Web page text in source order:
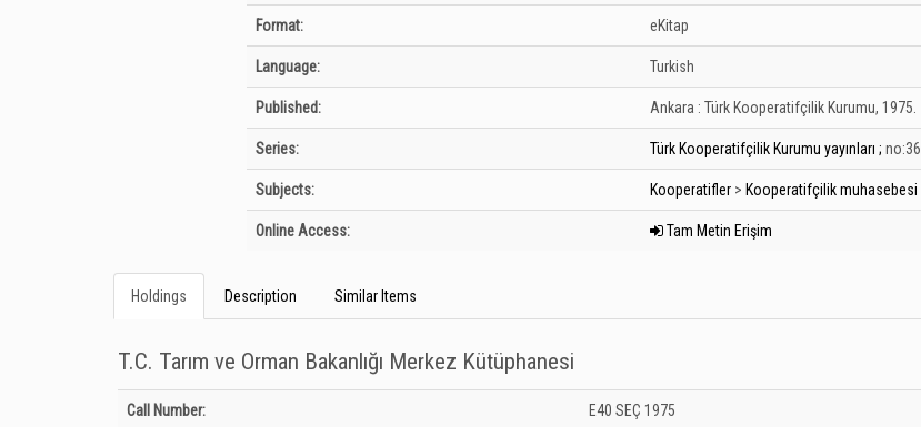
Format: eKitap
Language: Turkish
Published: Ankara : Türk Kooperatifçilik Kurumu, 1975.
Series: Türk Kooperatifçilik Kurumu yayınları ; no:36.
Subjects: Kooperatifler > Kooperatifçilik muhasebesi
Online Access: Tam Metin Erişim
Holdings Description Similar Items
T.C. Tarım ve Orman Bakanlığı Merkez Kütüphanesi
Holdings details from T.C. Tarım ve Orman Bakanlığı Merkez Kütüphanesi: Unknown
Call Number: E40 SEÇ 1975